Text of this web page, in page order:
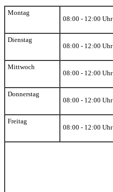
Montag
08:00 - 12:00 Uhr
Dienstag
08:00 - 12:00 Uhr
Mittwoch
08:00 - 12:00 Uhr
Donnerstag
08:00 - 12:00 Uhr
Freitag
08:00 - 12:00 Uhr